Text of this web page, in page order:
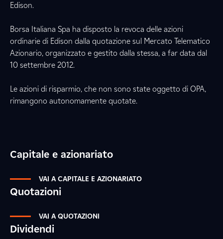
Edison.
Borsa Italiana Spa ha disposto la revoca delle azioni
ordinarie di Edison dalla quotazione sul Mercato Telematico
Azionario, organizzato e gestito dalla stessa, a far data dal
10 settembre 2012.
Le azioni di risparmio, che non sono state oggetto di OPA,
rimangono autonomamente quotate.
Capitale e azionariato
VAI A CAPITALE E AZIONARIATO
Quotazioni
VAI A QUOTAZIONI
Dividendi